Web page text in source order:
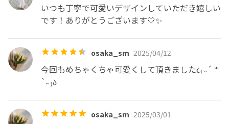
いつも丁寧で可愛いデザインしていただき嬉しい
です！ありがとうございます🤍✨
osaka_sm 2025/04/12
今回もめちゃくちゃ可愛くして頂きました૮₍ ˶´ ꒳
`˶ ₎ა
osaka_sm 2025/03/01